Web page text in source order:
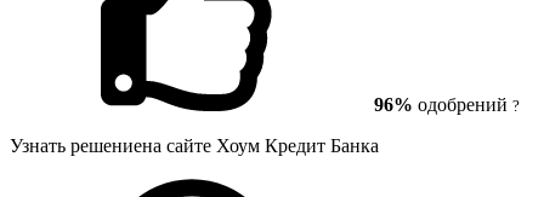
96% одобрений ?
Узнать решениена сайте Хоум Кредит Банка